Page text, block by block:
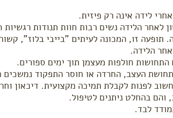
לידה אינה רק פיזית.
לאחר הלידה נשים רבות חוות תנודות
תופעה זו, המכונה לעיתים "בייבי בלוז",
הלידה.
חולפות מעצמן תוך ימים ספורים.
העצב, החרדה או חוסר התפקוד
לפנות לקבלת תמיכה מקצועית. דיכאון
והם בהחלט ניתנים לטיפול.
לבד.